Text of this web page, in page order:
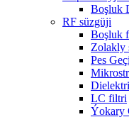
Boşluk
RF süzgüji
Boşluk
Zolakly
Pes
LC filtri
Ýokary